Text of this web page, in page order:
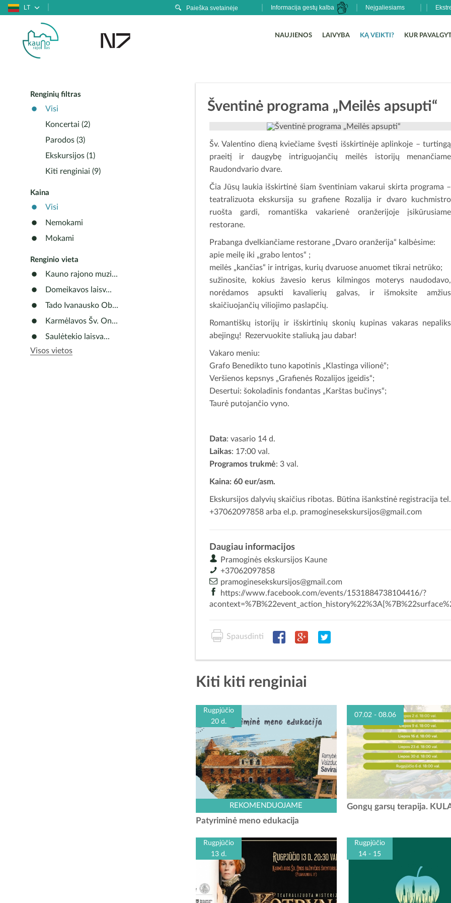
LT Neįgaliesiams
Informacija gestų kalba
NAUJIENOS LAIVYBA KĄ VEIKTI? KUR
Renginių filtras
Visi
Koncertai (2)
Parodos (3)
Ekskursijos (1)
Kiti renginiai (9)
Kaina
Visi
Nemokami
Mokami
Renginio vieta
Kauno rajono muzi...
Domeikavos laisv...
Tado Ivanausko Ob...
Karmėlavos Šv. On...
Saulėtekio laisva...
Visos vietos
Šventinė programa „Meilės apsupti“
Šv. Valentino dieną kviečiame švęsti išskirtinėje aplinkoje – turtingą
praeitį ir daugybę intriguojančių meilės istorijų menančiame
Raudondvario dvare.
Čia Jūsų laukia išskirtinė šiam šventiniam vakarui skirta programa –
teatralizuota ekskursija su grafiene Rozalija ir dvaro kuchmistro
ruošta gardi, romantiška vakarienė oranžerijoje įsikūrusiame
restorane.
Prabanga dvelkiančiame restorane „Dvaro oranžerija“ kalbėsime:
apie meilę iki „grabo lentos“ ;
meilės „kančias“ ir intrigas, kurių dvaruose anuomet tikrai netrūko;
sužinosite, kokius žavesio kerus kilmingos moterys naudodavo,
norėdamos apsukti kavalierių galvas, ir išmoksite amžius
skaičiuojančių viliojimo paslapčių.
Romantiškų istorijų ir išskirtinių skonių kupinas vakaras nepaliks
abejingų! Rezervuokite staliuką jau dabar!
Vakaro meniu:
Grafo Benedikto tuno kapotinis „Klastinga vilionė“;
Veršienos kepsnys „Grafienės Rozalijos įgeidis“;
Desertui: šokoladinis fondantas „Karštas bučinys“;
Taurė putojančio vyno.
Data: vasario 14 d.
Laikas: 17:00 val.
Programos trukmė: 3 val.
Kaina: 60 eur/asm.
Ekskursijos dalyvių skaičius ribotas. Būtina išankstinė registracija tel.
+37062097858 arba el.p. pramoginesekskursijos@gmail.com
Daugiau informacijos
Pramoginės ekskursijos Kaune
+37062097858
pramoginesekskursijos@gmail.com
https://www.facebook.com/events/1531884738104416/?
Spausdinti
Kiti kiti renginiai
Rugpjūčio
20 d.
Kauno rajono turizmo ir verslo informacijos
centras kviečia išbandyti naują veiklą –
„Patyriminę meno edukaciją“. Šis užsiėmimas
REKOMENDUOJAME
Patyriminė meno edukacija
07.02 - 08.06
Gongų garsų terapija.
Rugpjūčio
13 d.
Rugpjūčio
14 - 15